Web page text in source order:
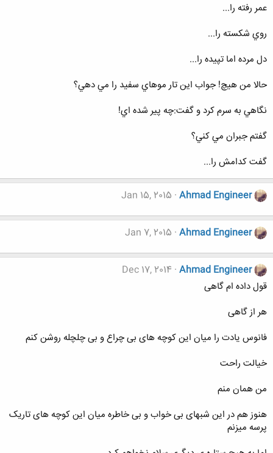
عمر رفته را...
روي شکسته را...
دل مرده اما تپيده را...
حالا من هيچ! جواب اين تار موهاي سفيد را مي دهي؟
نگاهي به سرم کرد و گفت:چه پير شده اي!
گفتم جبران مي کني؟
گفت کدامش را...
Ahmad Engineer
Jan 15, 2015
Ahmad Engineer
Jan 7, 2015
Ahmad Engineer
Dec 17, 2014
قول داده ام گاهی
هر از گاهی
فانوس یادت را میان این کوچه های بی چراع و بی چلچله روشن کنم
خیالت راحت
من همان منم
هنوز هم در این شبهای بی خواب و بی خاطره میان این کوچه های تاریک
پرسه میزنم